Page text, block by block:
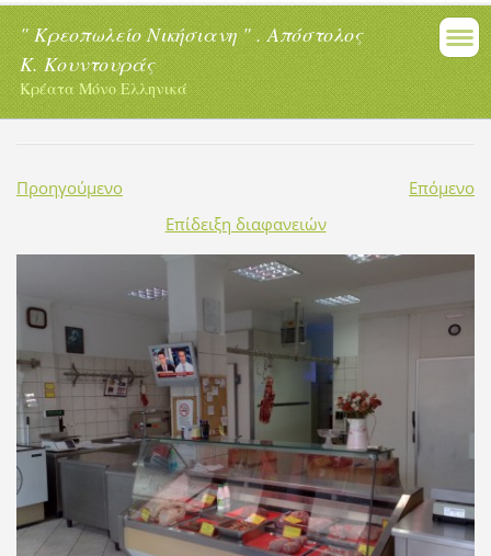
" Κρεοπωλείο Νικήσιανη " . Απόστολος
Κ. Κουντουράς
Κρέατα Μόνο Ελληνικά
Προηγούμενο
Επόμενο
Επίδειξη διαφανειών